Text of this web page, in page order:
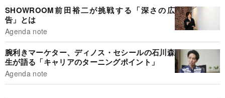
SHOWROOM前田裕二が挑戦する「深さの広
告」とは
Agenda note
腕利きマーケター、ディノス・セシールの石川森
生が語る「キャリアのターニングポイント」
Agenda note